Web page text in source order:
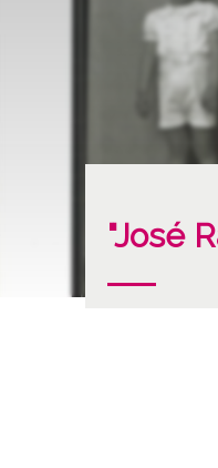
"José